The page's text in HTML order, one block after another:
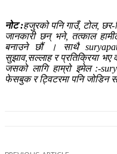
नोट :हजुरको पनि गाउँ, टोल,
जानकारी छन् भने, तत्काल
बनाउने छौं । साथै
सुझाव,सल्लाह र प्रतिक्रिया भए
जसको लागि हाम्रो इमेल :-
फेसबुक र ट्विटरमा पनि जोडिन